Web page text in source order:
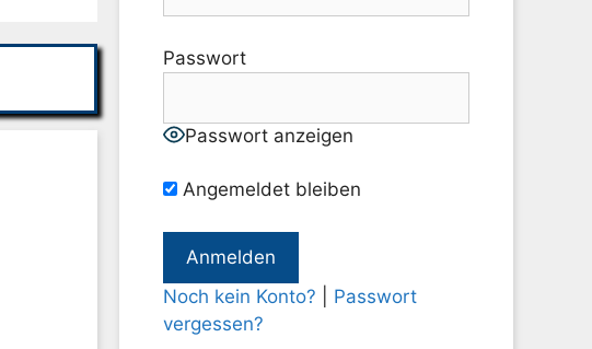
Passwort
Passwort anzeigen
Angemeldet bleiben
Noch kein Konto?
Passwort
vergessen?